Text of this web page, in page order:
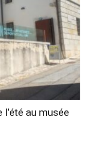
au musée